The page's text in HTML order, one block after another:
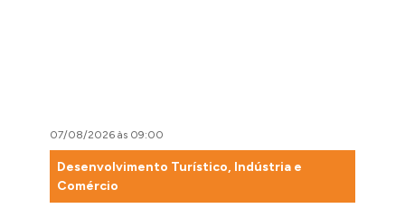
07/08/2026 às 09:00
Desenvolvimento Turístico, Indústria e
Comércio